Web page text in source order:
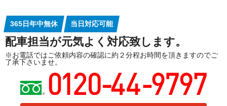
365日年中無休 当日対応可能
配車担当が元気よく対応致します。
※お電話ではご依頼内容の確認に約２分程お時間を頂きますのでご
了承下さいませ。